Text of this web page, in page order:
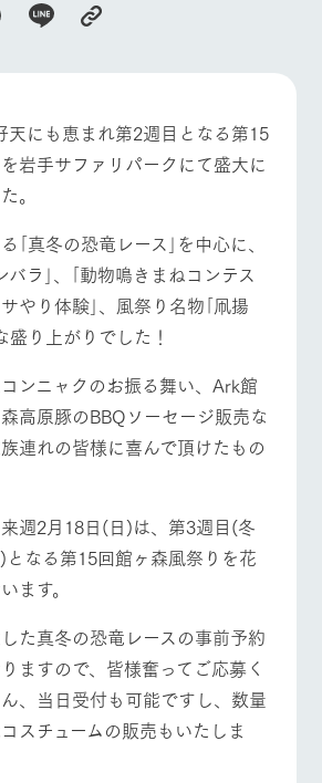
験情報
ワー
しい
中、
変わ
味わ
動物とふ
触れて、感じ
て、学ぶ。館ヶ
森の雄大な自然
アクティ
ツリーハウスや
各種体験教室な
アクティビティ
トラ
品を
振
フェ
提供
ショップ
／お買い
物
た生産品をはじ
め、牧場産の逸
品を取り揃えた
店舗
牧場マッ
プ
る周
案内
請求
料DL
プ
いて
今日の牧場 牧場の楽しみ方
レストラン/BBQ フラワーガーデン
アクティビティ/体験 ショップ/お買い物
周遊バス
料金 交通アクセス
質問
団体のお客様へ
天にも恵まれ第2週目となる第15
岩手サファリパークにて盛大に
。
｢真冬の恐竜レース｣を中心に、
バラ｣、｢動物鳴きまねコンテス
やり体験｣、風祭り名物｢凧揚
盛り上がりでした！
ンニャクのお振る舞い、Ark館
高原豚のBBQソーセージ販売な
連れの皆様に喜んで頂けたもの
週2月18日(日)は、第3週目(冬
となる第15回館ヶ森風祭りを花
ます。
た真冬の恐竜レースの事前予約
ますので、皆様奮ってご応募く
、当日受付も可能ですし、数量
スチュームの販売もいたしま